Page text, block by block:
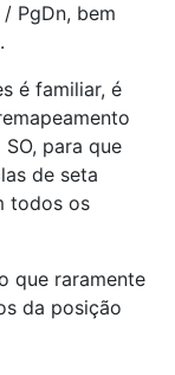
PgDn, bem
é familiar, é
para que
de seta
todos os
que raramente
da posição